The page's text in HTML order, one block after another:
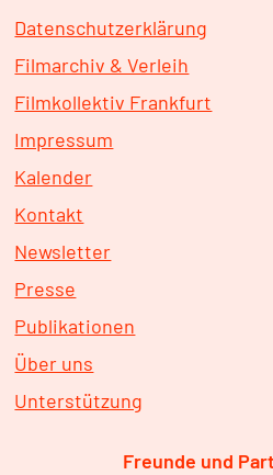
Datenschutzerklärung
Filmarchiv & Verleih
Filmkollektiv Frankfurt
Impressum
Kalender
Kontakt
Newsletter
Presse
Publikationen
Über uns
Unterstützung
Freunde und